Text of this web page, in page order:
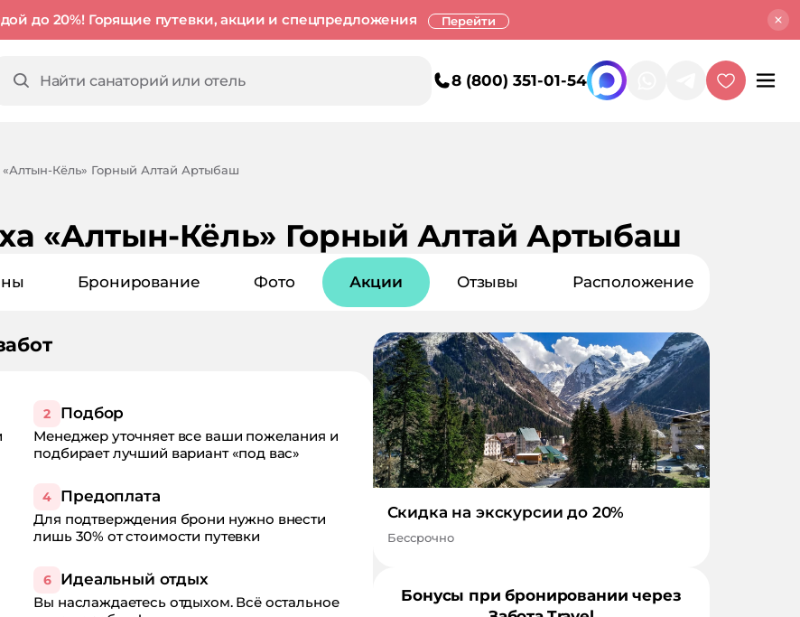
до 20%! Горящие путевки, акции и спецпредложения Перейти
8 (800) 351-01-54
«Алтын-Кёль» Горный Алтай Артыбаш
«Алтын-Кёль» Горный Алтай Артыбаш
Бронирование Фото Акции Отзывы Расположение
2 Подбор
Менеджер уточняет все ваши пожелания и
подбирает лучший вариант «под вас»
4 Предоплата
Для подтверждения брони нужно внести
лишь 30% от стоимости путевки
6 Идеальный отдых
Вы наслаждаетесь отдыхом. Всё остальное
Скидка на экскурсии до 20%
Бессрочно
Бонусы при бронировании через